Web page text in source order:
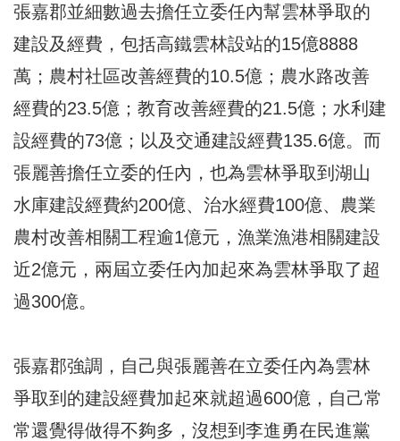
張嘉郡並細數過去擔任立委任內幫雲林爭取的
建設及經費，包括高鐵雲林設站的15億8888
萬；農村社區改善經費的10.5億；農水路改善
經費的23.5億；教育改善經費的21.5億；水利建
設經費的73億；以及交通建設經費135.6億。而
張麗善擔任立委的任內，也為雲林爭取到湖山
水庫建設經費約200億、治水經費100億、農業
農村改善相關工程逾1億元，漁業漁港相關建設
近2億元，兩屆立委任內加起來為雲林爭取了超
過300億。
張嘉郡強調，自己與張麗善在立委任內為雲林
爭取到的建設經費加起來就超過600億，自己常
常還覺得做得不夠多，沒想到李進勇在民進黨